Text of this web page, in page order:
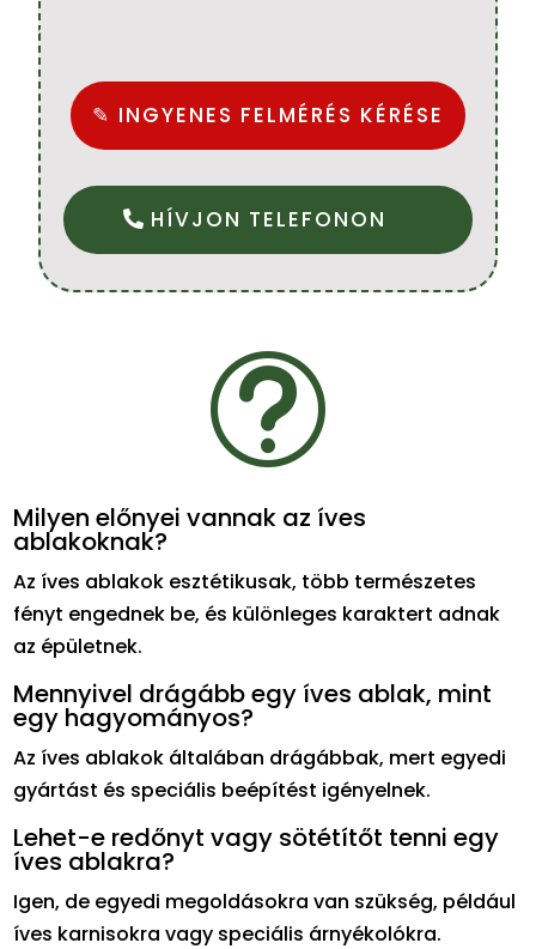
✎ INGYENES FELMÉRÉS KÉRÉSE
HÍVJON TELEFONON
t
Milyen előnyei vannak az íves
ablakoknak?
Az íves ablakok esztétikusak, több természetes
fényt engednek be, és különleges karaktert adnak
az épületnek.
Mennyivel drágább egy íves ablak, mint
egy hagyományos?
Az íves ablakok általában drágábbak, mert egyedi
gyártást és speciális beépítést igényelnek.
Lehet-e redőnyt vagy sötétítőt tenni egy
íves ablakra?
Igen, de egyedi megoldásokra van szükség, például
íves karnisokra vagy speciális árnyékolókra.